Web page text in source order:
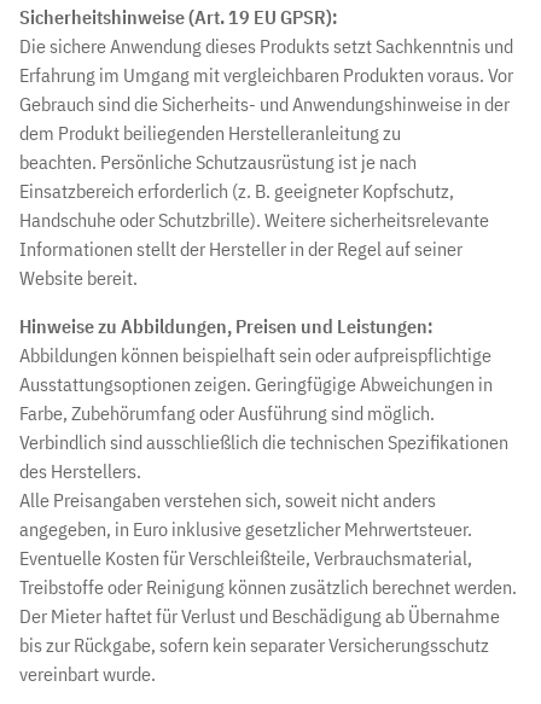
Sicherheitshinweise (Art. 19 EU GPSR):
Die sichere Anwendung dieses Produkts setzt Sachkenntnis und
Erfahrung im Umgang mit vergleichbaren Produkten voraus. Vor
Gebrauch sind die Sicherheits- und Anwendungshinweise in der
dem Produkt beiliegenden Herstelleranleitung zu
beachten. Persönliche Schutzausrüstung ist je nach
Einsatzbereich erforderlich (z. B. geeigneter Kopfschutz,
Handschuhe oder Schutzbrille). Weitere sicherheitsrelevante
Informationen stellt der Hersteller in der Regel auf seiner
Website bereit.
Hinweise zu Abbildungen, Preisen und Leistungen:
Abbildungen können beispielhaft sein oder aufpreispflichtige
Ausstattungsoptionen zeigen. Geringfügige Abweichungen in
Farbe, Zubehörumfang oder Ausführung sind möglich.
Verbindlich sind ausschließlich die technischen Spezifikationen
des Herstellers.
Alle Preisangaben verstehen sich, soweit nicht anders
angegeben, in Euro inklusive gesetzlicher Mehrwertsteuer.
Eventuelle Kosten für Verschleißteile, Verbrauchsmaterial,
Treibstoffe oder Reinigung können zusätzlich berechnet werden.
Der Mieter haftet für Verlust und Beschädigung ab Übernahme
bis zur Rückgabe, sofern kein separater Versicherungsschutz
vereinbart wurde.